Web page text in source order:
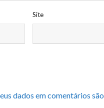
Site
dados em comentários são